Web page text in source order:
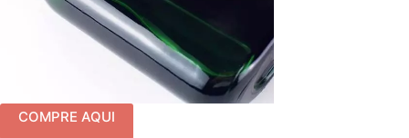
COMPRE AQUI